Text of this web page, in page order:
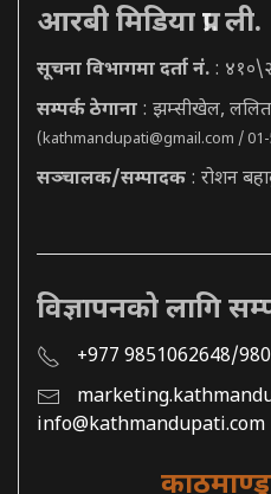
आरबी मिडिया प्रा. ली.
सूचना विभागमा दर्ता नं. :
सम्पर्क ठेगाना : झम्सीखेल,
(kathmandupati@gmail.com /
सञ्चालक/सम्पादक : रोशन
विज्ञापनको लागि
+977 9851062648/
info@kathmandupati.com